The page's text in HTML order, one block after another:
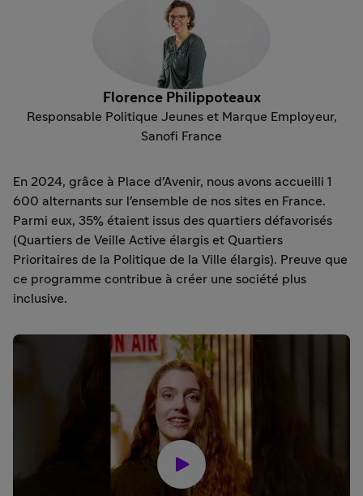
Florence Philippoteaux
Responsable Politique Jeunes et Marque Employeur,
Sanofi France
En 2024, grâce à Place d'Avenir, nous avons accueilli 1
600 alternants sur l'ensemble de nos sites en France.
Parmi eux, 35% étaient issus des quartiers défavorisés
(Quartiers de Veille Active élargis et Quartiers
Prioritaires de la Politique de la Ville élargis). Preuve que
ce programme contribue à créer une société plus
inclusive.